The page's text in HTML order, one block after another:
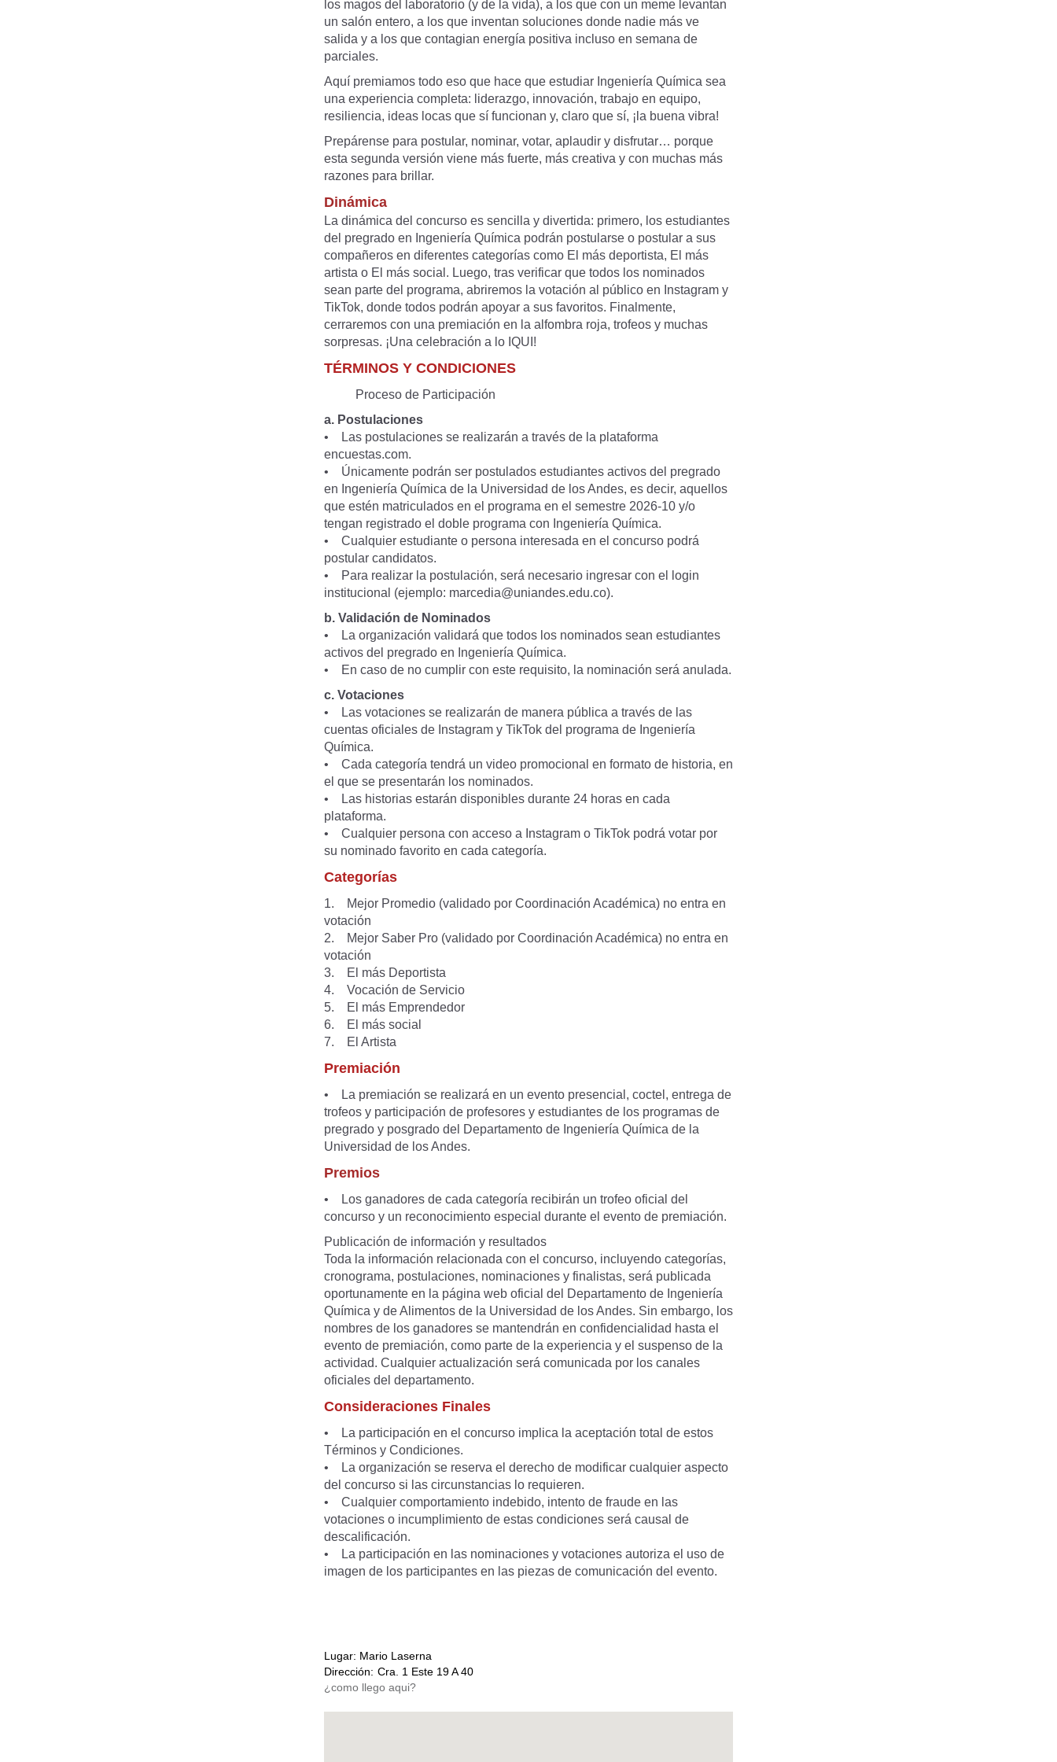
los magos del laboratorio (y de la vida), a los que con un meme levantan
un salón entero, a los que inventan soluciones donde nadie más ve
salida y a los que contagian energía positiva incluso en semana de
parciales.
Aquí premiamos todo eso que hace que estudiar Ingeniería Química sea
una experiencia completa: liderazgo, innovación, trabajo en equipo,
resiliencia, ideas locas que sí funcionan y, claro que sí, ¡la buena vibra!
Prepárense para postular, nominar, votar, aplaudir y disfrutar… porque
esta segunda versión viene más fuerte, más creativa y con muchas más
razones para brillar.
Dinámica
La dinámica del concurso es sencilla y divertida: primero, los estudiantes
del pregrado en Ingeniería Química podrán postularse o postular a sus
compañeros en diferentes categorías como El más deportista, El más
artista o El más social. Luego, tras verificar que todos los nominados
sean parte del programa, abriremos la votación al público en Instagram y
TikTok, donde todos podrán apoyar a sus favoritos. Finalmente,
cerraremos con una premiación en la alfombra roja, trofeos y muchas
sorpresas. ¡Una celebración a lo IQUI!
TÉRMINOS Y CONDICIONES
Proceso de Participación
a. Postulaciones
• Las postulaciones se realizarán a través de la plataforma
encuestas.com.
• Únicamente podrán ser postulados estudiantes activos del pregrado
en Ingeniería Química de la Universidad de los Andes, es decir, aquellos
que estén matriculados en el programa en el semestre 2026-10 y/o
tengan registrado el doble programa con Ingeniería Química.
• Cualquier estudiante o persona interesada en el concurso podrá
postular candidatos.
• Para realizar la postulación, será necesario ingresar con el login
institucional (ejemplo: marcedia@uniandes.edu.co).
b. Validación de Nominados
• La organización validará que todos los nominados sean estudiantes
activos del pregrado en Ingeniería Química.
• En caso de no cumplir con este requisito, la nominación será anulada.
c. Votaciones
• Las votaciones se realizarán de manera pública a través de las
cuentas oficiales de Instagram y TikTok del programa de Ingeniería
Química.
• Cada categoría tendrá un video promocional en formato de historia, en
el que se presentarán los nominados.
• Las historias estarán disponibles durante 24 horas en cada
plataforma.
• Cualquier persona con acceso a Instagram o TikTok podrá votar por
su nominado favorito en cada categoría.
Categorías
1. Mejor Promedio (validado por Coordinación Académica) no entra en
votación
2. Mejor Saber Pro (validado por Coordinación Académica) no entra en
votación
3. El más Deportista
4. Vocación de Servicio
5. El más Emprendedor
6. El más social
7. El Artista
Premiación
• La premiación se realizará en un evento presencial, coctel, entrega de
trofeos y participación de profesores y estudiantes de los programas de
pregrado y posgrado del Departamento de Ingeniería Química de la
Universidad de los Andes.
Premios
• Los ganadores de cada categoría recibirán un trofeo oficial del
concurso y un reconocimiento especial durante el evento de premiación.
Publicación de información y resultados
Toda la información relacionada con el concurso, incluyendo categorías,
cronograma, postulaciones, nominaciones y finalistas, será publicada
oportunamente en la página web oficial del Departamento de Ingeniería
Química y de Alimentos de la Universidad de los Andes. Sin embargo, los
nombres de los ganadores se mantendrán en confidencialidad hasta el
evento de premiación, como parte de la experiencia y el suspenso de la
actividad. Cualquier actualización será comunicada por los canales
oficiales del departamento.
Consideraciones Finales
• La participación en el concurso implica la aceptación total de estos
Términos y Condiciones.
• La organización se reserva el derecho de modificar cualquier aspecto
del concurso si las circunstancias lo requieren.
• Cualquier comportamiento indebido, intento de fraude en las
votaciones o incumplimiento de estas condiciones será causal de
descalificación.
• La participación en las nominaciones y votaciones autoriza el uso de
imagen de los participantes en las piezas de comunicación del evento.
Lugar: Mario Laserna
Dirección: Cra. 1 Este 19 A 40